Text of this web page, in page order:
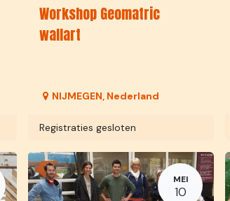
Workshop Geomatric
wallart
NIJMEGEN, Nederland
Registraties gesloten
MEI
10